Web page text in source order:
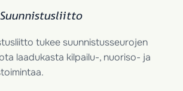
tukee suunnistusseurojen
laadukasta kilpailu-, nuoriso- ja